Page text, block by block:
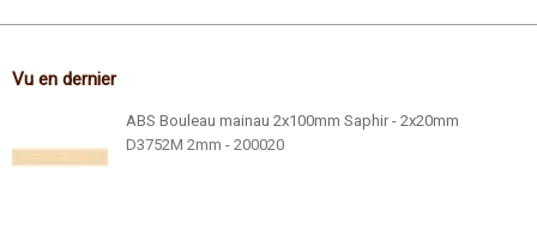
Vu en dernier
ABS Bouleau mainau 2x100mm Saphir - 2x20mm
D3752M 2mm - 200020